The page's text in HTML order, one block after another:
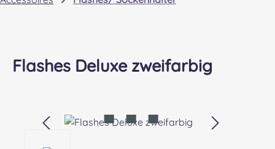
Flashes Deluxe zweifarbig
Bildergalerie überspringen